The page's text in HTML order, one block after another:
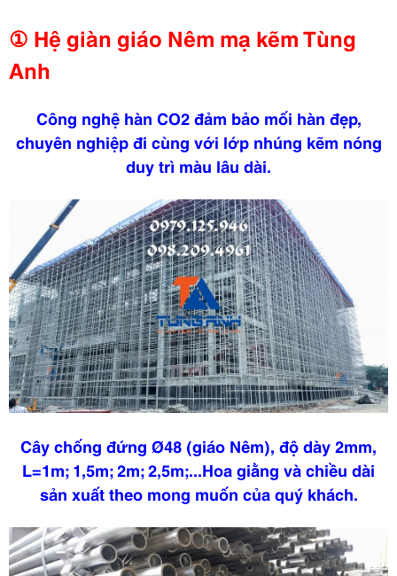
① Hệ giàn giáo Nêm mạ kẽm Tùng
Anh
Công nghệ hàn CO2 đảm bảo mối hàn đẹp,
chuyên nghiệp đi cùng với lớp nhúng kẽm nóng
duy trì màu lâu dài.
Cây chống đứng Ø48 (giáo Nêm), độ dày 2mm,
L=1m; 1,5m; 2m; 2,5m;...Hoa giằng và chiều dài
sản xuất theo mong muốn của quý khách.